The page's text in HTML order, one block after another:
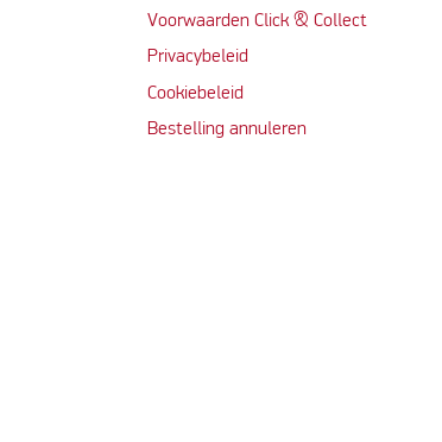
Voorwaarden Click & Collect
Privacybeleid
Cookiebeleid
Bestelling annuleren